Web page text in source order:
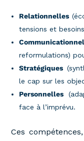
Relationnelles
tensions et
reformulations)
Stratégiques
le cap sur les
Personnelles
face à l’imprévu.
Ces